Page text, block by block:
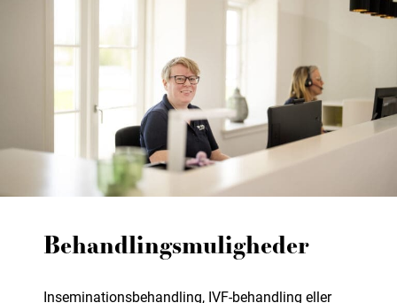
Behandlingsmuligheder
Inseminationsbehandling, IVF-behandling eller